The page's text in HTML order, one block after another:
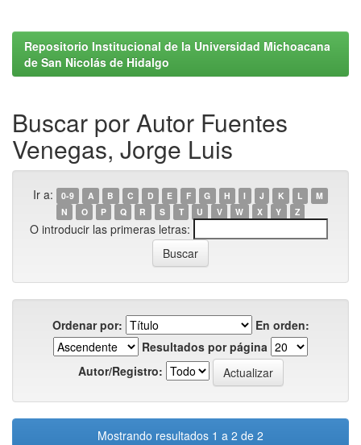
Repositorio Institucional de la Universidad Michoacana
de San Nicolás de Hidalgo
Buscar por Autor Fuentes
Venegas, Jorge Luis
Ir a: 0-9 A B C D E F G H I J K L
M
N
O P Q R S T U V W X Y Z
O introducir las primeras letras:
Ordenar por:
En orden:
Resultados por página
Autor/Registro:
Mostrando resultados 1 a 2 de 2